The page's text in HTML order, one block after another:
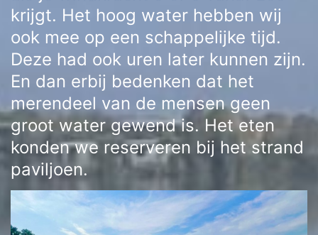
krijgt. Het hoog water hebben wij
ook mee op een schappelijke tijd.
Deze had ook uren later kunnen zijn.
En dan erbij bedenken dat het
merendeel van de mensen geen
groot water gewend is. Het eten
konden we reserveren bij het strand
paviljoen.